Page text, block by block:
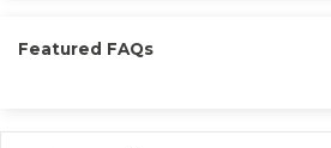
Featured FAQs